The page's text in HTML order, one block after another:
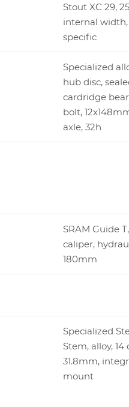
Stout XC 29,
internal width,
specific
Specialized
hub disc,
cardridge
bolt,
axle, 32h
SRAM Guide
caliper,
180mm
Specialized
Stem, alloy, 14
31.8mm,
mount